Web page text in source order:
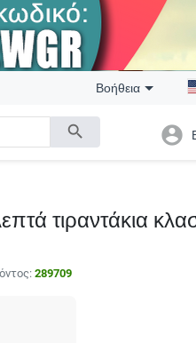
search
Βοήθεια
account_circle
τιραντάκια
289709